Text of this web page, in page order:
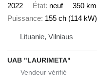
2022
État neuf
350 km
Puissance 155 ch (114 kW)
Lituanie, Vilniaus
UAB "LAURIMETA"